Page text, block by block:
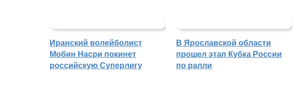
Иранский волейболист
Мобин Насри покинет
российскую Суперлигу
В Ярославской области
прошел этап Кубка России
по ралли